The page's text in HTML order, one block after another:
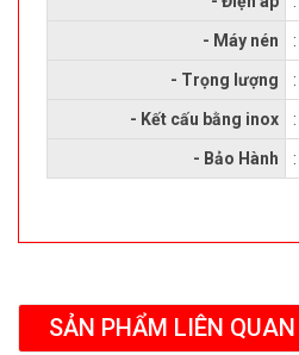
- Máy nén
- Trọng lượng
- Kết cấu bằng inox :
- Bảo Hành
SẢN PHẨM LIÊN QUAN